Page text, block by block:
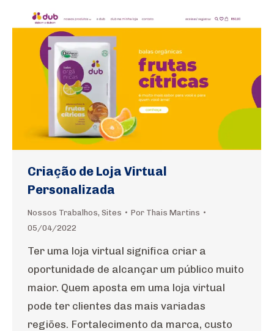
Criação de Loja Virtual
Personalizada
Nossos Trabalhos, Sites Por Thais Martins
05/04/2022
Ter uma loja virtual significa criar a
oportunidade de alcançar um público muito
maior. Quem aposta em uma loja virtual
pode ter clientes das mais variadas
regiões. Fortalecimento da marca, custo